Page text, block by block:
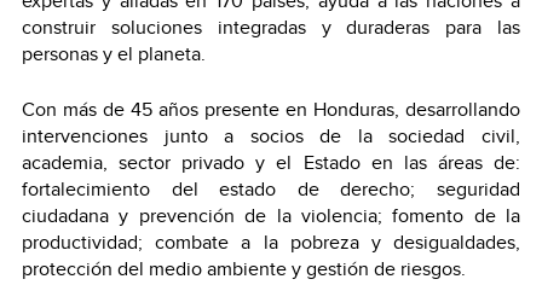
construir soluciones integradas y duraderas para las
personas y el planeta.
Con más de 45 años presente en Honduras, desarrollando
intervenciones junto a socios de la sociedad civil,
academia, sector privado y el Estado en las áreas de:
fortalecimiento del estado de derecho; seguridad
ciudadana y prevención de la violencia; fomento de la
productividad; combate a la pobreza y desigualdades,
protección del medio ambiente y gestión de riesgos.